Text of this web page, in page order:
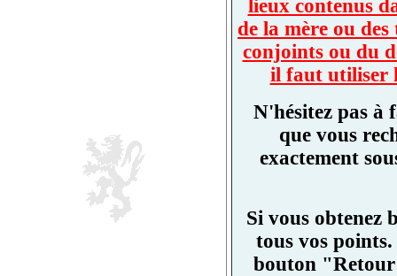
lieux contenus
de la mère ou
conjoints ou du
il faut utiliser
N'hésitez pas à
que vous
exactement
Si vous obtenez
tous vos
bouton